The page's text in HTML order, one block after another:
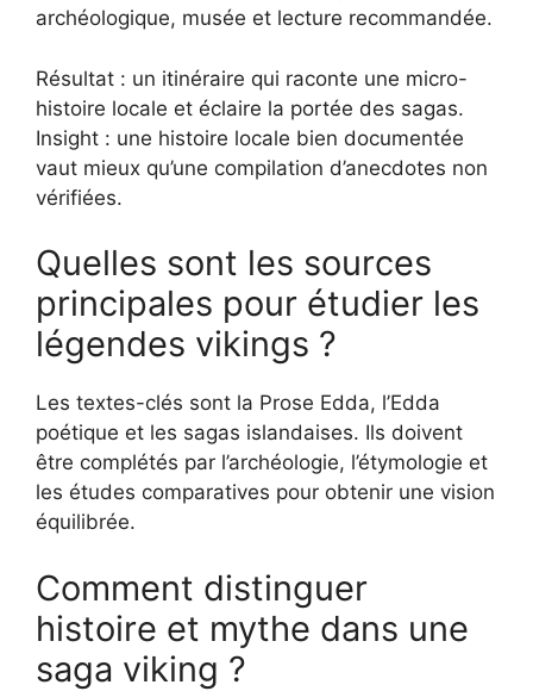
archéologique, musée et lecture recommandée.
Résultat : un itinéraire qui raconte une micro-
histoire locale et éclaire la portée des sagas.
Insight : une histoire locale bien documentée
vaut mieux qu’une compilation d’anecdotes non
vérifiées.
Quelles sont les sources
principales pour étudier les
légendes vikings ?
Les textes-clés sont la Prose Edda, l’Edda
poétique et les sagas islandaises. Ils doivent
être complétés par l’archéologie, l’étymologie et
les études comparatives pour obtenir une vision
équilibrée.
Comment distinguer
histoire et mythe dans une
saga viking ?